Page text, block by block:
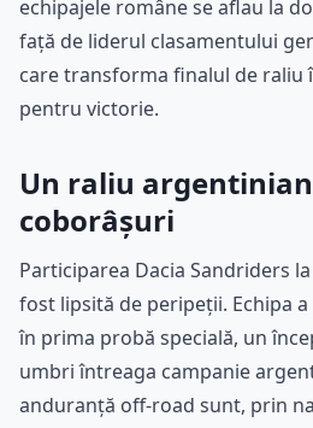
echipajele române se aflau la
față de liderul clasamentului
care transforma finalul de raliu
pentru victorie.
Un raliu
coborâșuri
Participarea Dacia Sandriders
fost lipsită de peripeții. Echipa
în prima probă specială, un
umbri întreaga campanie
anduranță off-road sunt, prin